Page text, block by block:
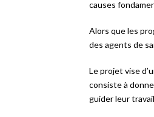
causes
Alors que les
des agents de
Le projet vise
consiste à
guider leur